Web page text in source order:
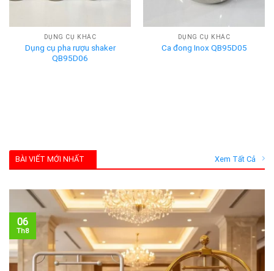
DỤNG CỤ KHÁC
Dụng cụ pha rượu shaker
QB95D06
DỤNG CỤ KHÁC
Ca đong Inox QB95D05
BÀI VIẾT MỚI NHẤT Xem Tất Cả
06
Th8